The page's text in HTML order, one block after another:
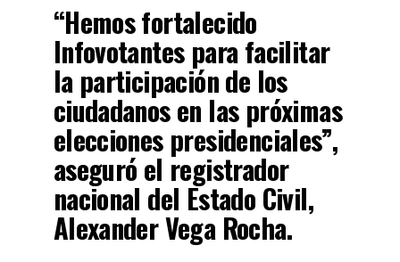
“Hemos fortalecido
Infovotantes para facilitar
la participación de los
ciudadanos en las próximas
elecciones presidenciales”,
aseguró el registrador
nacional del Estado Civil,
Alexander Vega Rocha.